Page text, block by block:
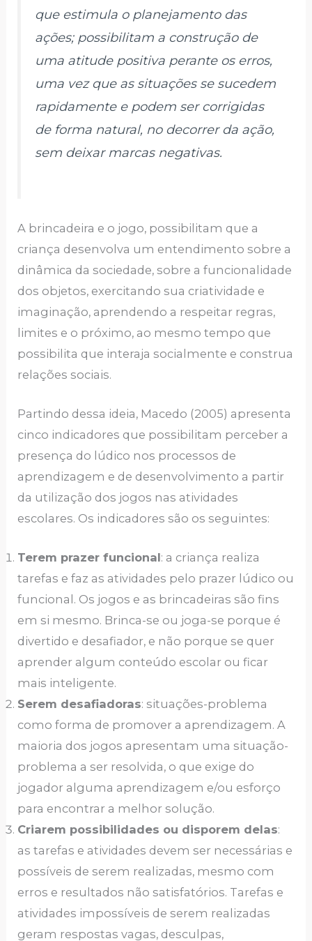
que estimula o planejamento das
ações; possibilitam a construção de
uma atitude positiva perante os erros,
uma vez que as situações se sucedem
rapidamente e podem ser corrigidas
de forma natural, no decorrer da ação,
sem deixar marcas negativas.
A brincadeira e o jogo, possibilitam que a
criança desenvolva um entendimento sobre a
dinâmica da sociedade, sobre a funcionalidade
dos objetos, exercitando sua criatividade e
imaginação, aprendendo a respeitar regras,
limites e o próximo, ao mesmo tempo que
possibilita que interaja socialmente e construa
relações sociais.
Partindo dessa ideia, Macedo (2005) apresenta
cinco indicadores que possibilitam perceber a
presença do lúdico nos processos de
aprendizagem e de desenvolvimento a partir
da utilização dos jogos nas atividades
escolares. Os indicadores são os seguintes:
Terem prazer funcional: a criança realiza
tarefas e faz as atividades pelo prazer lúdico ou
funcional. Os jogos e as brincadeiras são fins
em si mesmo. Brinca-se ou joga-se porque é
divertido e desafiador, e não porque se quer
aprender algum conteúdo escolar ou ficar
mais inteligente.
Serem desafiadoras: situações-problema
como forma de promover a aprendizagem. A
maioria dos jogos apresentam uma situação-
problema a ser resolvida, o que exige do
jogador alguma aprendizagem e/ou esforço
para encontrar a melhor solução.
Criarem possibilidades ou disporem delas:
as tarefas e atividades devem ser necessárias e
possíveis de serem realizadas, mesmo com
erros e resultados não satisfatórios. Tarefas e
atividades impossíveis de serem realizadas
geram respostas vagas, desculpas,